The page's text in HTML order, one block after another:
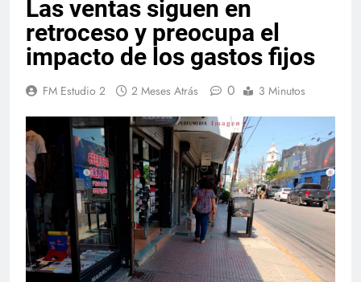
Las ventas siguen en
retroceso y preocupa el
impacto de los gastos fijos
FM Estudio 2 2 Meses Atrás 0 3 Minutos